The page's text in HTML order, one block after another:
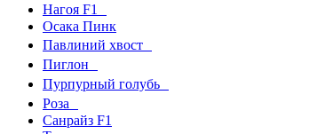
Нагоя F1
Осака Пинк
Павлиний хвост
Пиглон
Пурпурный голубь
Роза
Санрайз F1